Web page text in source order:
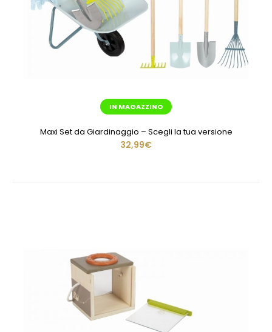
IN MAGAZZINO
Maxi Set da Giardinaggio – Scegli la tua versione
32,99€